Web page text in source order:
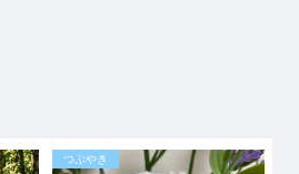
つぶやき